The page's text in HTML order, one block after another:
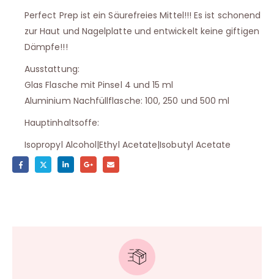
Perfect Prep ist ein Säurefreies Mittel!!! Es ist schonend
zur Haut und Nagelplatte und entwickelt keine giftigen
Dämpfe!!!
Ausstattung:
Glas Flasche mit Pinsel 4 und 15 ml
Aluminium Nachfüllflasche: 100, 250 und 500 ml
Hauptinhaltsoffe:
Isopropyl Alcohol|Ethyl Acetate|Isobutyl Acetate